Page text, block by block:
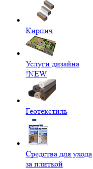
Кирпич
Услуги дизайна
!NEW
Геотекстиль
Средства для ухода
за плиткой